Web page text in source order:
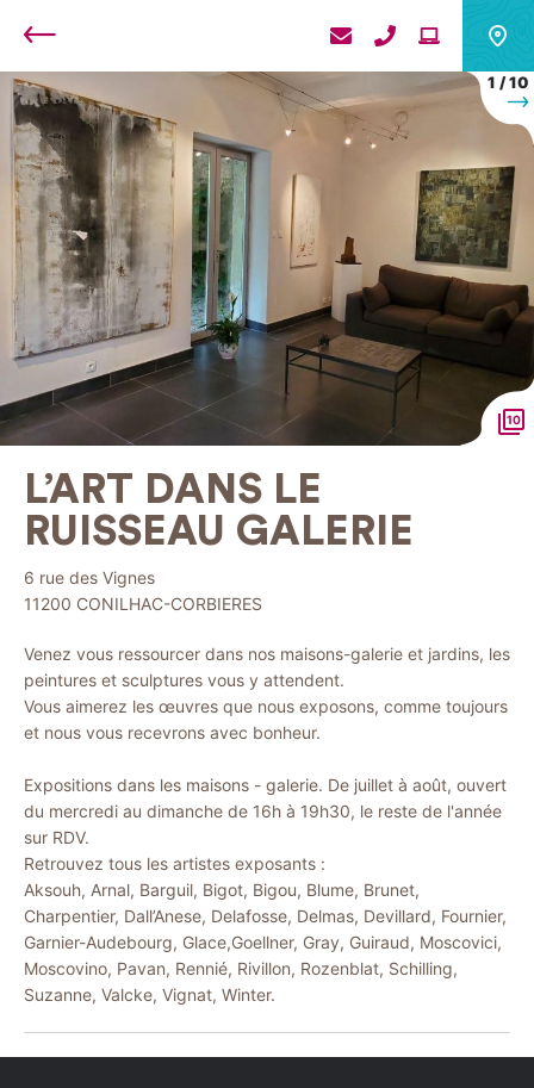
Retour
1 /10
10
L’ART DANS LE
RUISSEAU GALERIE
6 rue des Vignes
11200 CONILHAC-CORBIERES
Venez vous ressourcer dans nos maisons-galerie et jardins, les
peintures et sculptures vous y attendent.
Vous aimerez les œuvres que nous exposons, comme toujours
et nous vous recevrons avec bonheur.
Expositions dans les maisons - galerie. De juillet à août, ouvert
du mercredi au dimanche de 16h à 19h30, le reste de l'année
sur RDV.
Retrouvez tous les artistes exposants :
Aksouh, Arnal, Barguil, Bigot, Bigou, Blume, Brunet,
Charpentier, Dall’Anese, Delafosse, Delmas, Devillard, Fournier,
Garnier-Audebourg, Glace,Goellner, Gray, Guiraud, Moscovici,
Moscovino, Pavan, Rennié, Rivillon, Rozenblat, Schilling,
Suzanne, Valcke, Vignat, Winter.